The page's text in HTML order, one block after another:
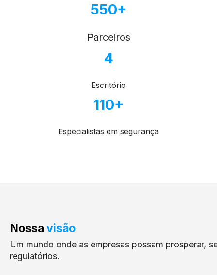
550+
Parceiros
4
Escritório
110+
Especialistas em segurança
Nossa visão
Um mundo onde as empresas possam prosperar,
regulatórios.